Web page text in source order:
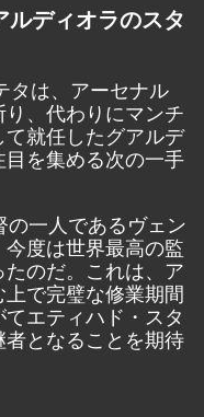
ディオラのスタ
タは、アーセナル
、代わりにマンチ
就任したグアルデ
を集める次の一手
一人であるヴェン
度は世界最高の監
のだ。これは、ア
で完璧な修業期間
エティハド・スタ
となることを期待